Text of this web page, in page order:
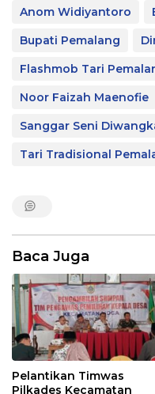
Anom Widiyantoro
Bupati Pemalang
Flashmob Tari
Noor Faizah Maenofie
Sanggar Seni
Tari Tradisional
Baca Juga
Pelantikan Timwas
Pilkades Kecamatan